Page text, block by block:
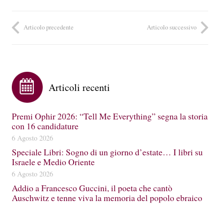
Articolo precedente Articolo successivo
Articoli recenti
Premi Ophir 2026: “Tell Me Everything” segna la storia
con 16 candidature
6 Agosto 2026
Speciale Libri: Sogno di un giorno d’estate… I libri su
Israele e Medio Oriente
6 Agosto 2026
Addio a Francesco Guccini, il poeta che cantò
Auschwitz e tenne viva la memoria del popolo ebraico